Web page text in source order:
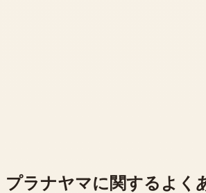
プラナヤマに関するよく